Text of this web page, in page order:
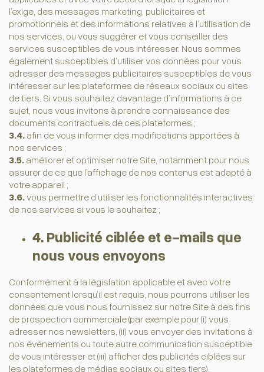
l’exige, des messages marketing, publicitaires et
promotionnels et des informations relatives à l’utilisation de
nos services, ou vous suggérer et vous conseiller des
services susceptibles de vous intéresser. Nous sommes
également susceptibles d’utiliser vos données pour vous
adresser des messages publicitaires susceptibles de vous
intéresser sur les plateformes de réseaux sociaux ou sites
de tiers. Si vous souhaitez davantage d’informations à ce
sujet, nous vous invitons à prendre connaissance des
documents contractuels de ces plateformes ;
3.4. afin de vous informer des modifications apportées à
nos services ;
3.5. améliorer et optimiser notre Site, notamment pour nous
assurer de ce que l’affichage de nos contenus est adapté à
votre appareil ;
3.6.vous permettre d’utiliser les fonctionnalités interactives
de nos services si vous le souhaitez ;
4. Publicité ciblée et e-mails que
nous vous envoyons
Conformément à la législation applicable et avec votre
consentement lorsqu’il est requis, nous pourrons utiliser les
données que vous nous fournissez sur notre Site à des fins
de prospection commerciale (par exemple pour (i) vous
adresser nos newsletters, (ii) vous envoyer des invitations à
nos événements ou toute autre communication susceptible
de vous intéresser et (iii) afficher des publicités ciblées sur
les plateformes de médias sociaux ou sites tiers).